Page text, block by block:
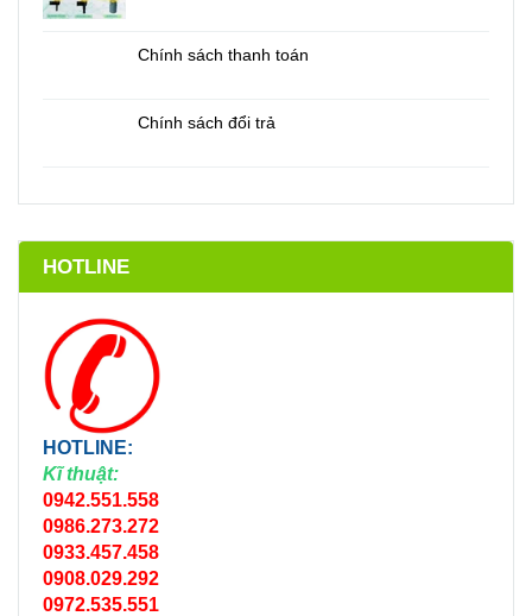
Chính sách thanh toán
Chính sách đổi trả
HOTLINE
HOTLINE:
Kĩ thuật:
0942.551.558
0986.273.272
0933.457.458
0908.029.292
0972.535.551